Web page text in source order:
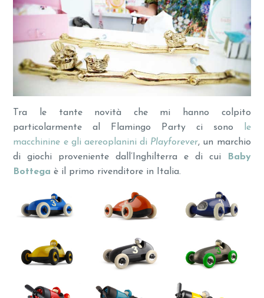
Tra le tante novità che mi hanno colpito
particolarmente al Flamingo Party ci sono
le
macchinine e gli aereoplanini di Playforever, un marchio
di giochi proveniente dall’Inghilterra e di cui
Baby
Bottega è il primo rivenditore in Italia.